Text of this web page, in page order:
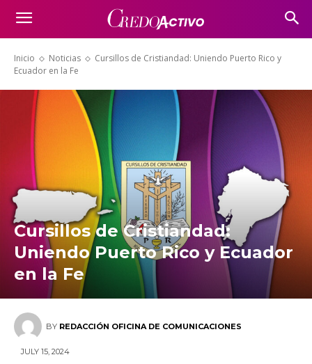
Inicio Noticias
Cursillos de Cristiandad: Uniendo Puerto Rico y
Ecuador en la Fe
Cursillos de Cristiandad:
Uniendo Puerto Rico y Ecuador
en la Fe
BY REDACCIÓN OFICINA DE COMUNICACIONES
JULY 15, 2024